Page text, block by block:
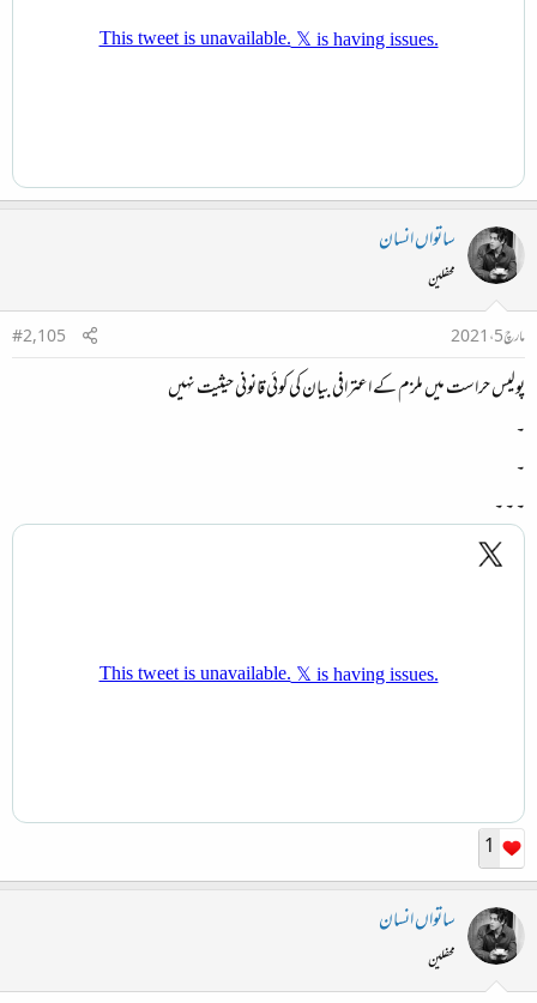
ساتواں انسان
محفلین
مارچ 5، 2021
#2,105
پولیس حراست میں ملزم کے اعترافی بیان کی کوئی قانونی حیثیت نہیں
۔
۔
۔ ۔ ۔
1
ساتواں انسان
محفلین